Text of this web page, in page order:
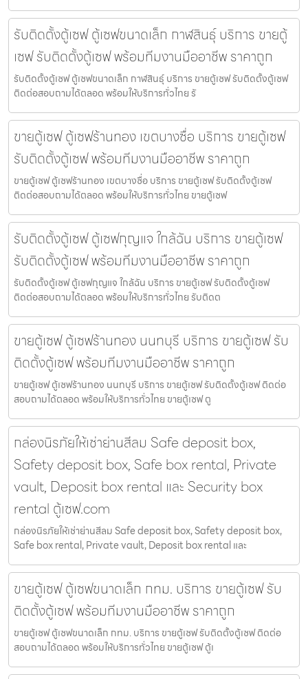
รับติดตั้งตู้เซฟ ตู้เซฟขนาดเล็ก กาฬสินธุ์ บริการ ขายตู้
เซฟ รับติดตั้งตู้เซฟ พร้อมทีมงานมืออาชีพ ราคาถูก
รับติดตั้งตู้เซฟ ตู้เซฟขนาดเล็ก กาฬสินธุ์ บริการ ขายตู้เซฟ รับติดตั้งตู้เซฟ
ติดต่อสอบถามได้ตลอด พร้อมให้บริการทั่วไทย รั
ขายตู้เซฟ ตู้เซฟร้านทอง เขตบางซื่อ บริการ ขายตู้เซฟ
รับติดตั้งตู้เซฟ พร้อมทีมงานมืออาชีพ ราคาถูก
ขายตู้เซฟ ตู้เซฟร้านทอง เขตบางซื่อ บริการ ขายตู้เซฟ รับติดตั้งตู้เซฟ
ติดต่อสอบถามได้ตลอด พร้อมให้บริการทั่วไทย ขายตู้เซฟ
รับติดตั้งตู้เซฟ ตู้เซฟกุญแจ ใกล้ฉัน บริการ ขายตู้เซฟ
รับติดตั้งตู้เซฟ พร้อมทีมงานมืออาชีพ ราคาถูก
รับติดตั้งตู้เซฟ ตู้เซฟกุญแจ ใกล้ฉัน บริการ ขายตู้เซฟ รับติดตั้งตู้เซฟ
ติดต่อสอบถามได้ตลอด พร้อมให้บริการทั่วไทย รับติดต
ขายตู้เซฟ ตู้เซฟร้านทอง นนทบุรี บริการ ขายตู้เซฟ รับ
ติดตั้งตู้เซฟ พร้อมทีมงานมืออาชีพ ราคาถูก
ขายตู้เซฟ ตู้เซฟร้านทอง นนทบุรี บริการ ขายตู้เซฟ รับติดตั้งตู้เซฟ ติดต่อ
สอบถามได้ตลอด พร้อมให้บริการทั่วไทย ขายตู้เซฟ ตู
กล่องนิรภัยให้เช่าย่านสีลม Safe deposit box,
Safety deposit box, Safe box rental, Private
vault, Deposit box rental และ Security box
rental ตู้เซฟ.com
กล่องนิรภัยให้เช่าย่านสีลม Safe deposit box, Safety deposit box,
Safe box rental, Private vault, Deposit box rental และ
ขายตู้เซฟ ตู้เซฟขนาดเล็ก กทม. บริการ ขายตู้เซฟ รับ
ติดตั้งตู้เซฟ พร้อมทีมงานมืออาชีพ ราคาถูก
ขายตู้เซฟ ตู้เซฟขนาดเล็ก กทม. บริการ ขายตู้เซฟ รับติดตั้งตู้เซฟ ติดต่อ
สอบถามได้ตลอด พร้อมให้บริการทั่วไทย ขายตู้เซฟ ตู้เ